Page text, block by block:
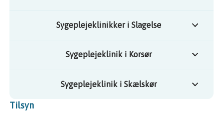
Sygeplejeklinikker i Slagelse
Sygeplejeklinik i Korsør
Sygeplejeklinik i Skælskør
Tilsyn